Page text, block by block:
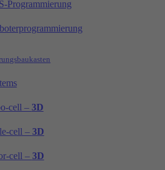
Programmierung
cell – 3D
cell – 3D
cell – 3D
schreiben möchten, sondern aktiv an
Maschinen mitarbeiten wollen, dann